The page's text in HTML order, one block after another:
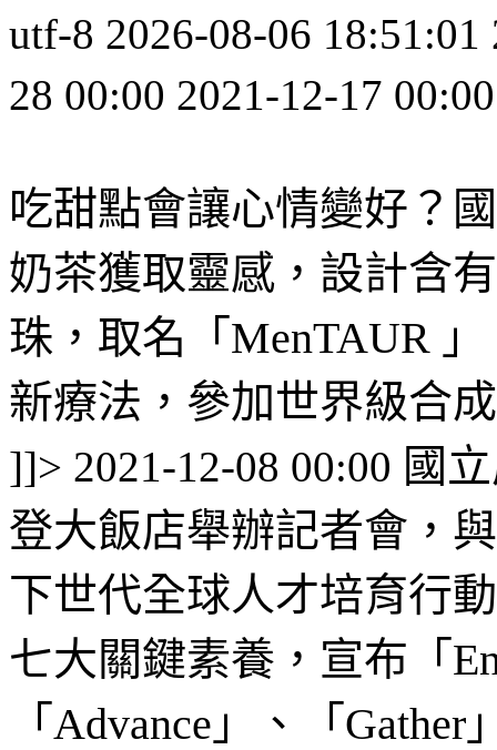
utf-8 2026-08-06 18:51:01
28 00:00 2021-12-17 00:00
吃甜點會讓心情變好？
奶茶獲取靈感，設計含
珠，取名「MenTAUR
新療法，參加世界級合
]]> 2021-12-08 00:00 國
登大飯店舉辦記者會，
下世代全球人才培育行
七大關鍵素養，宣布「
「Advance」、「Gather